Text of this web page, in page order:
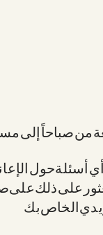
6 مساءً
أسئلة حول
على ذلك
الخاص بك.